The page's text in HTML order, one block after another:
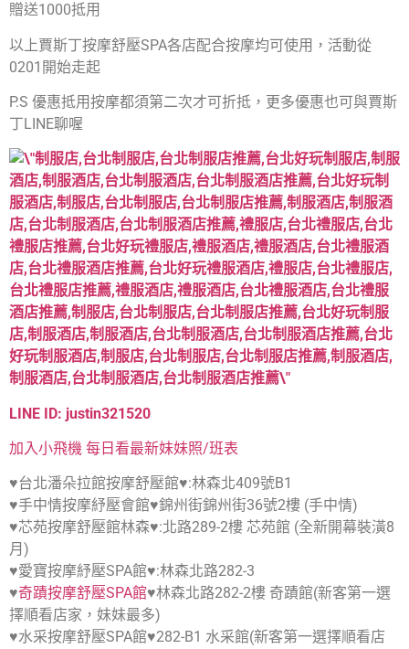
贈送1000抵用
以上賈斯丁按摩舒壓SPA各店配合按摩均可使用，活動從
0201開始走起
P.S 優惠抵用按摩都須第二次才可折抵，更多優惠也可與賈斯
丁LINE聊喔
LINE ID: justin321520
加入小飛機 每日看最新妹妹照/班表
♥台北潘朵拉館按摩舒壓館♥:林森北409號B1
♥手中情按摩紓壓會館♥錦州街錦州街36號2樓 (手中情)
♥芯苑按摩舒壓館林森♥:北路289-2樓 芯苑館 (全新開幕裝潢8
月)
♥愛寶按摩紓壓SPA館♥:林森北路282-3
♥奇蹟按摩舒壓SPA館♥林森北路282-2樓 奇蹟館(新客第一選
擇順看店家，妹妹最多)
♥水采按摩舒壓SPA館♥282-B1 水采館(新客第一選擇順看店